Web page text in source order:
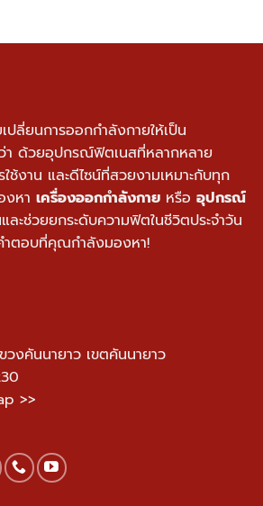
ปลี่ยนการออกกำลังกายให้เป็น
า ด้วยอุปกรณ์ฟิตเนสที่หลากหลาย
ช้งาน และดีไซน์ที่สวยงามเหมาะกับทุก
หา เครื่องออกกำลังกาย หรือ อุปกรณ์
ละช่วยยกระดับความฟิตในชีวิตประจำวัน
ำตอบที่คุณกำลังมองหา!
งคันนายาว เขตคันนายาว
>>